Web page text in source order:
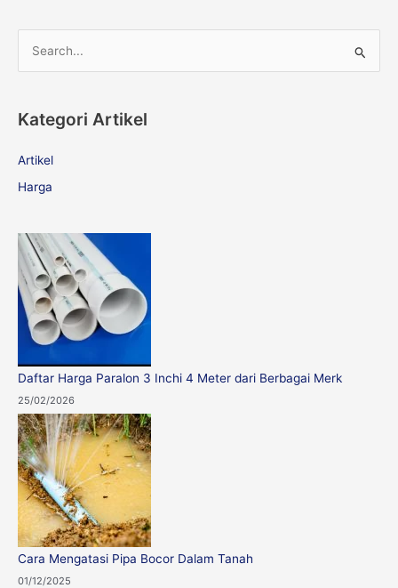
r
r
Kategori Artikel
Artikel
Harga
Daftar Harga Paralon 3 Inchi 4 Meter dari Berbagai Merk
25/02/2026
Cara Mengatasi Pipa Bocor Dalam Tanah
01/12/2025